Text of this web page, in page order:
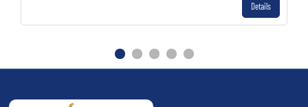
Details
Gehe zu Slide 1
Gehe zu Slide 2
Gehe zu Slide 3
Gehe zu Slide 4
Gehe zu Slide 5